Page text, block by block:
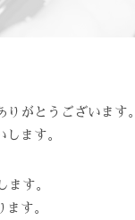
がとうございます。
ます。
ます。
す。